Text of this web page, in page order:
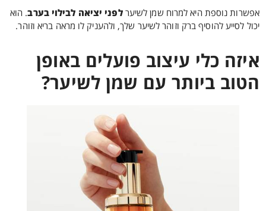
אפשרות נוספת היא למרוח שמן לשיערלפני יציאה לבילוי בערב. הוא
יכול לסייע להוסיף ברק וזוהר לשיער שלך, ולהעניק לו מראה בריא וזוהר.
איזה כלי עיצוב פועלים באופן
הטוב ביותר עם שמן לשיער?